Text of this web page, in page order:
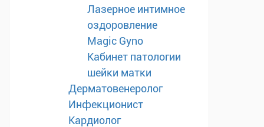
Лазерное интимное
оздоровление
Magic Gyno
Кабинет патологии
шейки матки
Дерматовенеролог
Инфекционист
Кардиолог